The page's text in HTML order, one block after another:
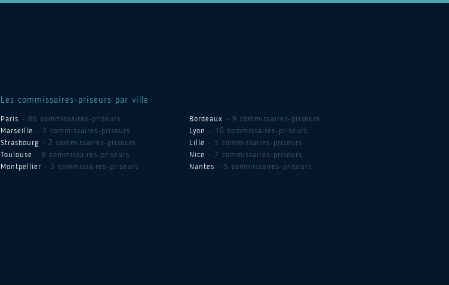
Les commissaires-priseurs par ville
Paris - 86 commissaires-priseurs Bordeaux - 9 commissaires-priseurs
Marseille - 3 commissaires-priseurs Lyon - 10 commissaires-priseurs
Strasbourg - 2 commissaires-priseurs Lille - 3 commissaires-priseurs
Toulouse - 8 commissaires-priseurs Nice - 7 commissaires-priseurs
Montpellier - 3 commissaires-priseurs Nantes - 5 commissaires-priseurs